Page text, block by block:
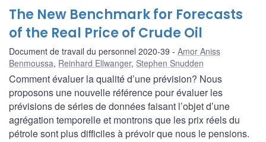
The New Benchmark for Forecasts
of the Real Price of Crude Oil
Document de travail du personnel 2020-39
Amor Aniss
Benmoussa, Reinhard Ellwanger, Stephen Snudden
Comment évaluer la qualité d’une prévision? Nous
proposons une nouvelle référence pour évaluer les
prévisions de séries de données faisant l’objet d’une
agrégation temporelle et montrons que les prix réels du
pétrole sont plus difficiles à prévoir que nous le pensions.